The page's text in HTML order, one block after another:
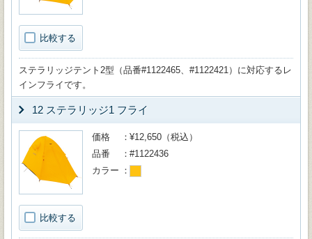
比較する
ステラリッジテント2型（品番#1122465、#1122421）に対応するレ
インフライです。
12 ステラリッジ1 フライ
比較する
価格
¥12,650（税込）
品番
#1122436
カラー